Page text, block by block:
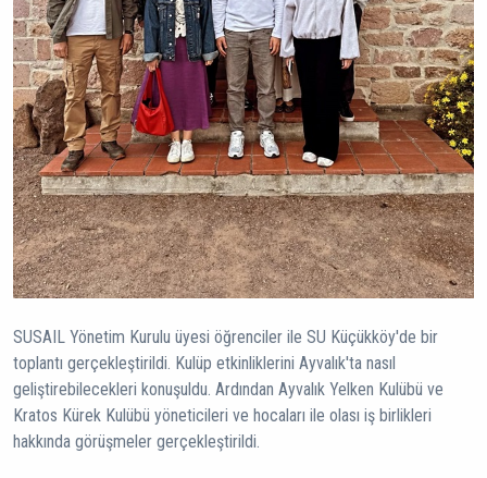
SUSAIL Yönetim Kurulu üyesi öğrenciler ile SU Küçükköy'de bir
toplantı gerçekleştirildi. Kulüp etkinliklerini Ayvalık'ta nasıl
geliştirebilecekleri konuşuldu. Ardından Ayvalık Yelken Kulübü ve
Kratos Kürek Kulübü yöneticileri ve hocaları ile olası iş birlikleri
hakkında görüşmeler gerçekleştirildi.